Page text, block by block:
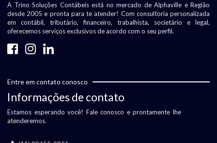
A Trino Soluções Contábeis está no mercado de Alphaville e Região
desde 2005 e pronta para te atender! Com consultoria personalizada
em contábil, tributário, financeiro, trabalhista, societário e legal,
oferecemos serviços exclusivos de acordo com o seu perfil.
Entre em contato conosco
Informações de contato
Estamos esperando você! Fale conosco e prontamente lhe
atenderemos.